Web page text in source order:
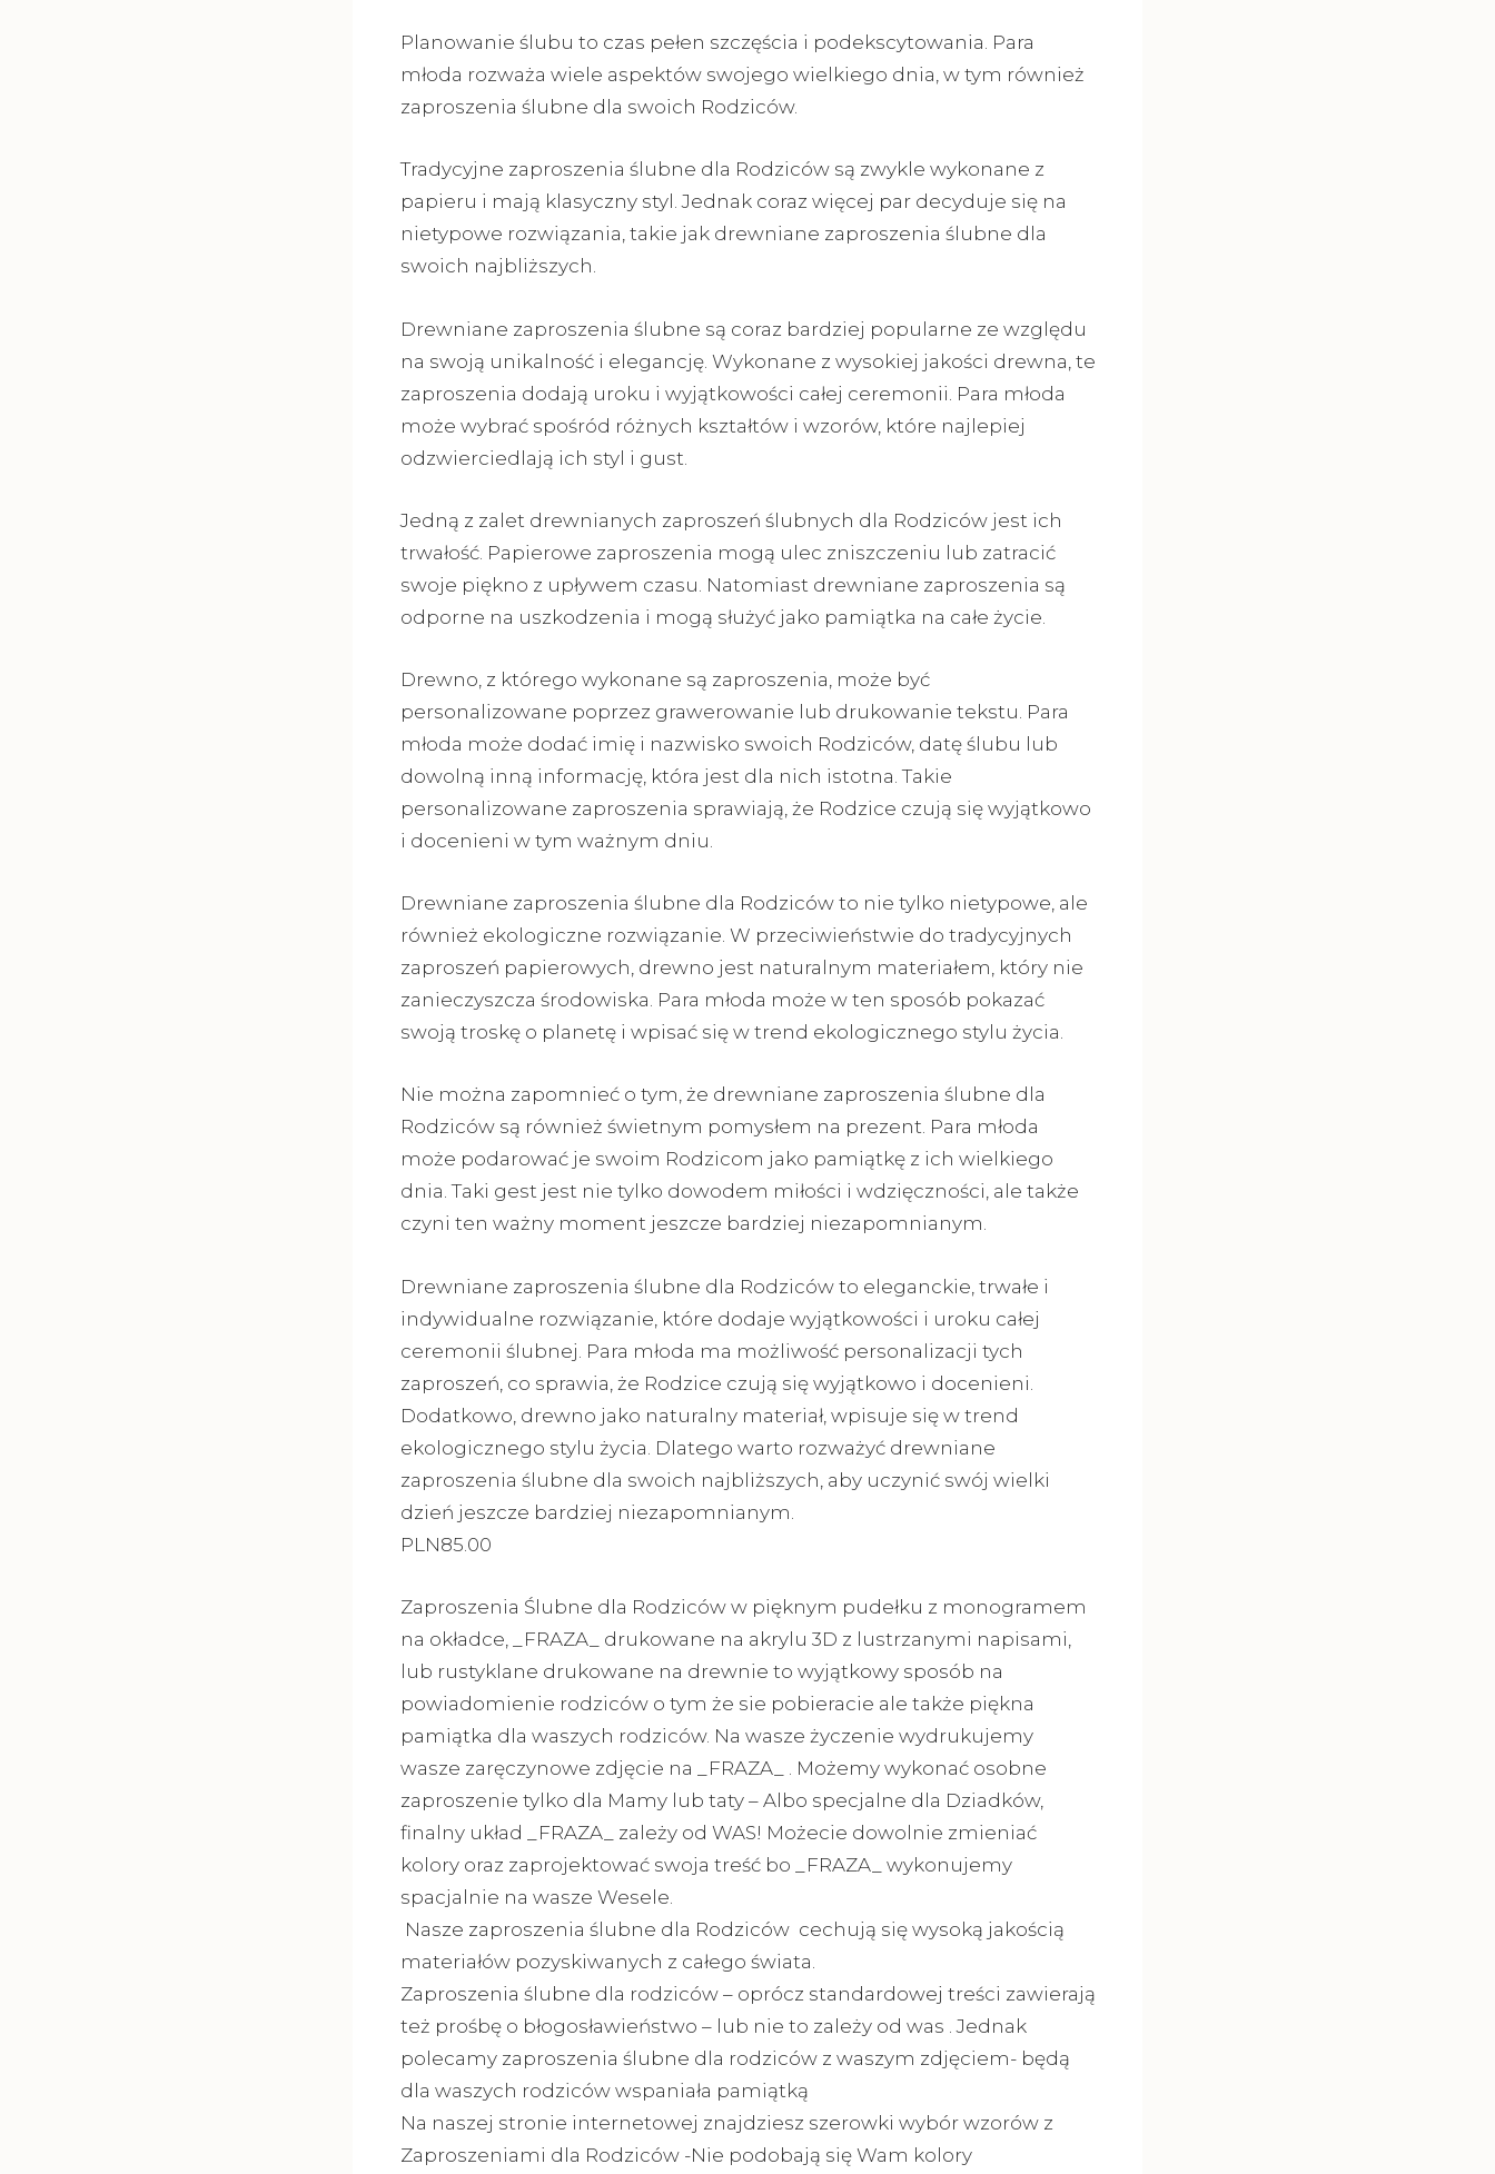
Planowanie ślubu to czas pełen szczęścia i podekscytowania. Para
młoda rozważa wiele aspektów swojego wielkiego dnia, w tym również
zaproszenia ślubne dla swoich Rodziców.
Tradycyjne zaproszenia ślubne dla Rodziców są zwykle wykonane z
papieru i mają klasyczny styl. Jednak coraz więcej par decyduje się na
nietypowe rozwiązania, takie jak drewniane zaproszenia ślubne dla
swoich najbliższych.
Drewniane zaproszenia ślubne są coraz bardziej popularne ze względu
na swoją unikalność i elegancję. Wykonane z wysokiej jakości drewna, te
zaproszenia dodają uroku i wyjątkowości całej ceremonii. Para młoda
może wybrać spośród różnych kształtów i wzorów, które najlepiej
odzwierciedlają ich styl i gust.
Jedną z zalet drewnianych zaproszeń ślubnych dla Rodziców jest ich
trwałość. Papierowe zaproszenia mogą ulec zniszczeniu lub zatracić
swoje piękno z upływem czasu. Natomiast drewniane zaproszenia są
odporne na uszkodzenia i mogą służyć jako pamiątka na całe życie.
Drewno, z którego wykonane są zaproszenia, może być
personalizowane poprzez grawerowanie lub drukowanie tekstu. Para
młoda może dodać imię i nazwisko swoich Rodziców, datę ślubu lub
dowolną inną informację, która jest dla nich istotna. Takie
personalizowane zaproszenia sprawiają, że Rodzice czują się wyjątkowo
i docenieni w tym ważnym dniu.
Drewniane zaproszenia ślubne dla Rodziców to nie tylko nietypowe, ale
również ekologiczne rozwiązanie. W przeciwieństwie do tradycyjnych
zaproszeń papierowych, drewno jest naturalnym materiałem, który nie
zanieczyszcza środowiska. Para młoda może w ten sposób pokazać
swoją troskę o planetę i wpisać się w trend ekologicznego stylu życia.
Nie można zapomnieć o tym, że drewniane zaproszenia ślubne dla
Rodziców są również świetnym pomysłem na prezent. Para młoda
może podarować je swoim Rodzicom jako pamiątkę z ich wielkiego
dnia. Taki gest jest nie tylko dowodem miłości i wdzięczności, ale także
czyni ten ważny moment jeszcze bardziej niezapomnianym.
Drewniane zaproszenia ślubne dla Rodziców to eleganckie, trwałe i
indywidualne rozwiązanie, które dodaje wyjątkowości i uroku całej
ceremonii ślubnej. Para młoda ma możliwość personalizacji tych
zaproszeń, co sprawia, że Rodzice czują się wyjątkowo i docenieni.
Dodatkowo, drewno jako naturalny materiał, wpisuje się w trend
ekologicznego stylu życia. Dlatego warto rozważyć drewniane
zaproszenia ślubne dla swoich najbliższych, aby uczynić swój wielki
dzień jeszcze bardziej niezapomnianym.
PLN85.00
Zaproszenia Ślubne dla Rodziców w pięknym pudełku z monogramem
na okładce, _FRAZA_ drukowane na akrylu 3D z lustrzanymi napisami,
lub rustyklane drukowane na drewnie to wyjątkowy sposób na
powiadomienie rodziców o tym że sie pobieracie ale także piękna
pamiątka dla waszych rodziców. Na wasze życzenie wydrukujemy
wasze zaręczynowe zdjęcie na _FRAZA_ . Możemy wykonać osobne
zaproszenie tylko dla Mamy lub taty – Albo specjalne dla Dziadków,
finalny układ _FRAZA_ zależy od WAS! Możecie dowolnie zmieniać
kolory oraz zaprojektować swoja treść bo _FRAZA_ wykonujemy
spacjalnie na wasze Wesele.
Nasze zaproszenia ślubne dla Rodziców cechują się wysoką jakością
materiałów pozyskiwanych z całego świata.
Zaproszenia ślubne dla rodziców – oprócz standardowej treści zawierają
też prośbę o błogosławieństwo – lub nie to zależy od was . Jednak
polecamy zaproszenia ślubne dla rodziców z waszym zdjęciem- będą
dla waszych rodziców wspaniała pamiątką
Na naszej stronie internetowej znajdziesz szerowki wybór wzorów z
Zaproszeniami dla Rodziców -Nie podobają się Wam kolory